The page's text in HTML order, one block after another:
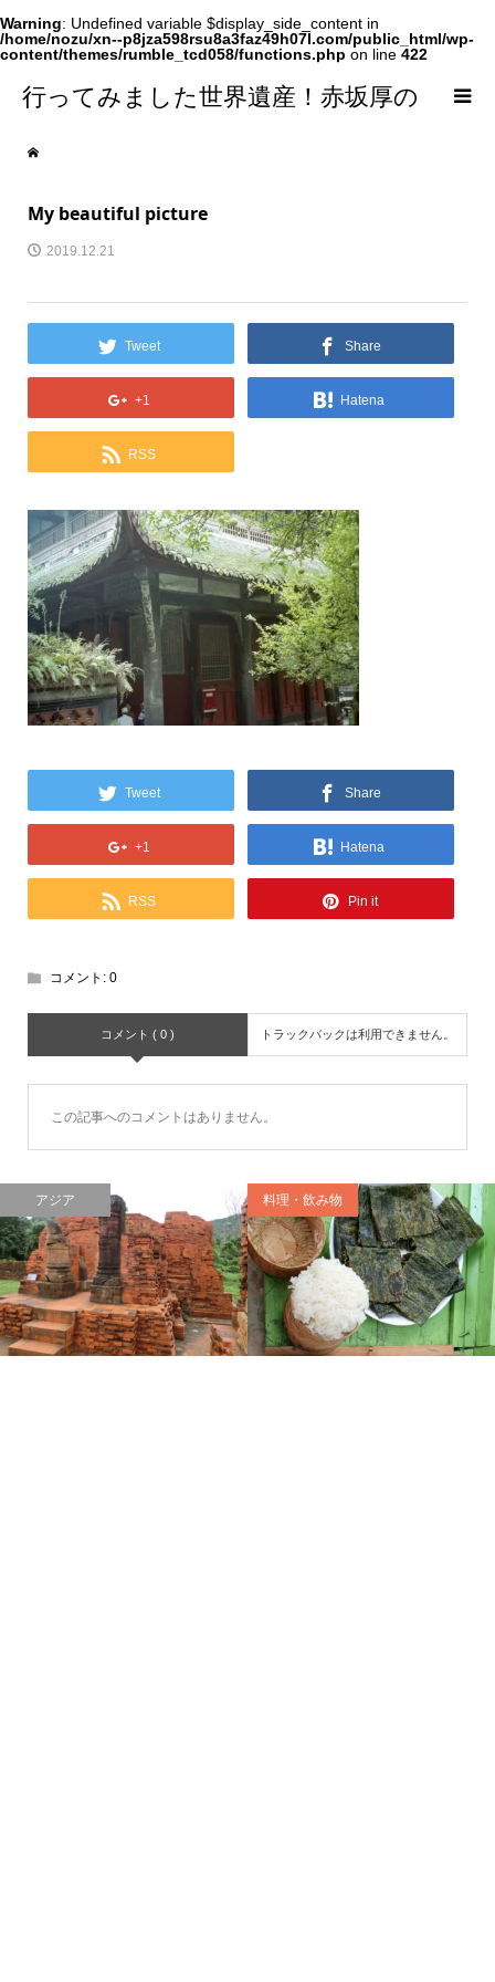
Warning: Undefined variable $display_side_content in
/home/nozu/xn--p8jza598rsu8a3faz49h07l.com/public_html/wp-
content/themes/rumble_tcd058/functions.php on line 422
行ってみました世界遺産！赤坂厚の
world Heritage
My beautiful picture
2019.12.21
Tweet Share
+1 Hatena
RSS
Tweet Share
+1 Hatena
RSS Pin it
コメント: 0
コメント ( 0 ) トラックバックは利用できません。
この記事へのコメントはありません。
アジア 料理・飲み物